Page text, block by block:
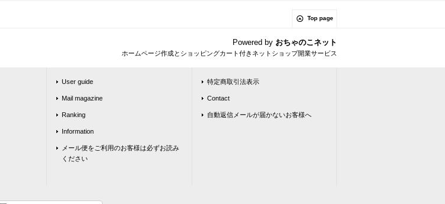
Top page
Powered by おちゃのこネット
ホームページ作成とショッピングカート付きネットショップ開業サービス
User guide
Mail magazine
Ranking
Information
メール便をご利用のお客様は必ずお読み
ください
特定商取引法表示
Contact
自動返信メールが届かないお客様へ